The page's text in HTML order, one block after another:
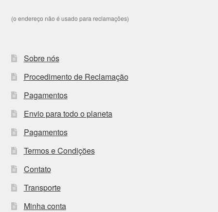
(o endereço não é usado para reclamações)
Sobre nós
Procedimento de Reclamação
Pagamentos
Envio para todo o planeta
Pagamentos
Termos e Condições
Contato
Transporte
Minha conta